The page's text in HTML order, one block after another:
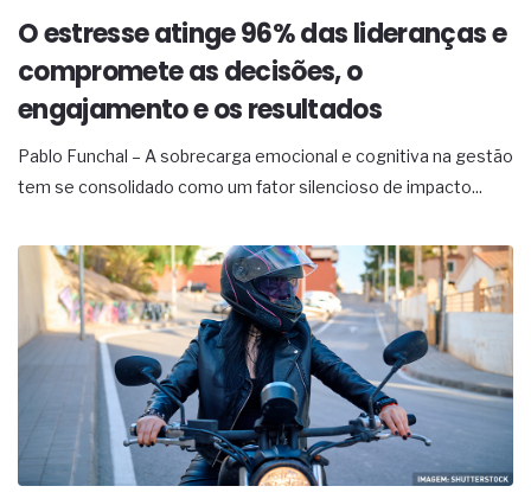
O estresse atinge 96% das lideranças e
compromete as decisões, o
engajamento e os resultados
Pablo Funchal – A sobrecarga emocional e cognitiva na gestão
tem se consolidado como um fator silencioso de impacto...